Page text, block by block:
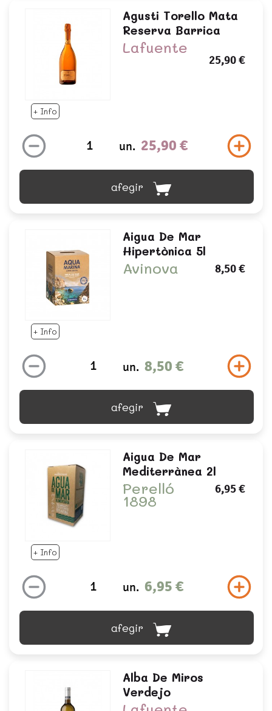
+ Info
Agusti Torello Mata
Reserva Barrica
Lafuente
25,90 €
un. 25,90 €
afegir
+ Info
Aigua De Mar
Hipertònica 5l
Avinova 8,50 €
un. 8,50 €
afegir
+ Info
Aigua De Mar
Mediterrànea 2l
Perelló
1898
6,95 €
un. 6,95 €
afegir
Alba De Miros
Verdejo